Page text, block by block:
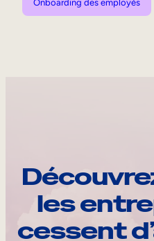
Onboarding des employés
les
cessent